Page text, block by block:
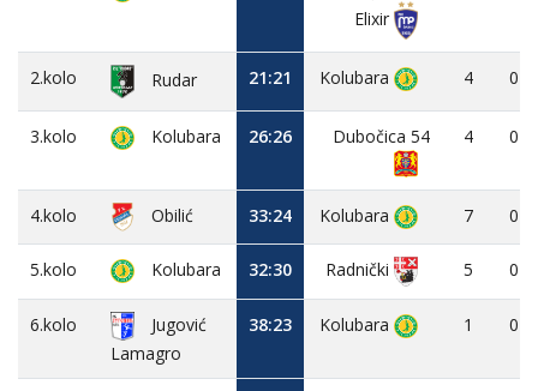
Elixir
2.kolo Rudar 21:21 Kolubara 4 0
3.kolo Kolubara 26:26 Dubočica 54 4 0
4.kolo Obilić 33:24 Kolubara 7 0
5.kolo Kolubara 32:30 Radnički 5 0
6.kolo
Jugović
Lamagro
38:23 Kolubara 1 0